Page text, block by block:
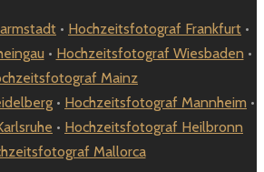
• Hochzeitsfotograf Frankfurt •
• Hochzeitsfotograf Wiesbaden •
Mainz
• Hochzeitsfotograf Mannheim •
• Hochzeitsfotograf Heilbronn
Mallorca